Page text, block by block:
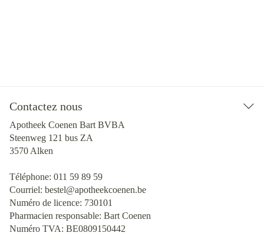
Contactez nous
Apotheek Coenen Bart BVBA
Steenweg 121 bus ZA
3570 Alken
Téléphone: 011 59 89 59
Courriel: bestel@apotheekcoenen.be
Numéro de licence: 730101
Pharmacien responsable: Bart Coenen
Numéro TVA: BE0809150442